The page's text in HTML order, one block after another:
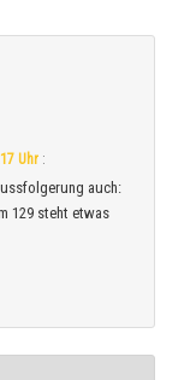
Uhr :
auch:
129 steht etwas